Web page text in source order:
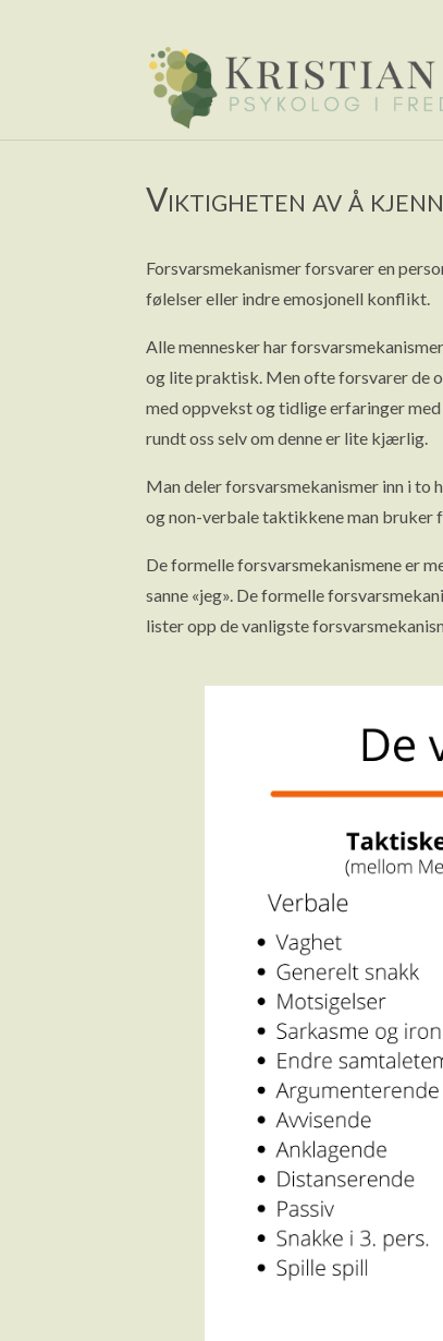
Viktigheten av å
Forsvarsmekanismer forsvarer en
følelser eller indre emosjonell konflikt.
Alle mennesker har
og lite praktisk. Men ofte forsvarer de
med oppvekst og tidlige erfaringer
rundt oss selv om denne er lite kjærlig.
Man deler forsvarsmekanismer inn i to
og non-verbale taktikkene man bruker
De formelle forsvarsmekanismene er
sanne «jeg». De formelle
lister opp de vanligste